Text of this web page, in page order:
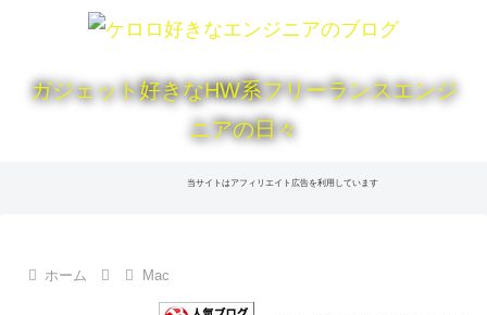
ガジェット好きなHW系フリーランスエンジ
ニアの日々
当サイトはアフィリエイト広告を利用しています
ホーム Mac